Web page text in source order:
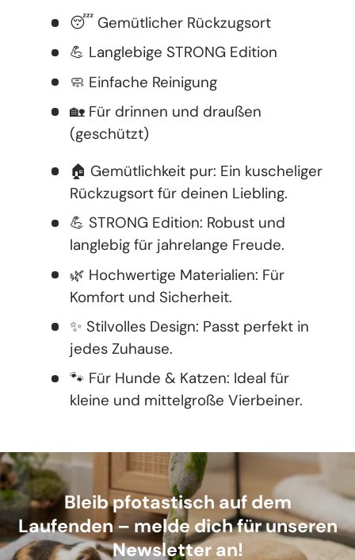
😴 Gemütlicher Rückzugsort
💪 Langlebige STRONG Edition
🧼 Einfache Reinigung
🏡 Für drinnen und draußen
(geschützt)
🏠 Gemütlichkeit pur: Ein kuscheliger
Rückzugsort für deinen Liebling.
💪 STRONG Edition: Robust und
langlebig für jahrelange Freude.
🌿 Hochwertige Materialien: Für
Komfort und Sicherheit.
✨ Stilvolles Design: Passt perfekt in
jedes Zuhause.
🐾 Für Hunde & Katzen: Ideal für
kleine und mittelgroße Vierbeiner.
Bleib pfotastisch auf dem
Laufenden – melde dich für unseren
Newsletter an!